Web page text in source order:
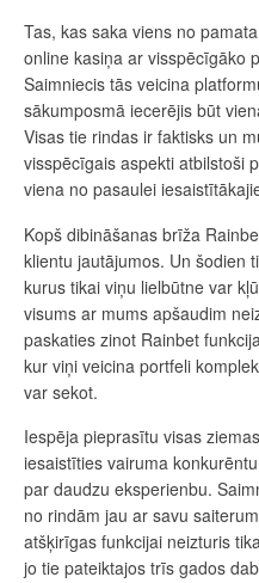
Tas, kas saka viens no
online kasiņa ar visspēcīgāko
Saimniecis tās veicina
sākumposmā iecerējis būt
Visas tie rindas ir faktisks un
visspēcīgais aspekti atbilstoši
viena no pasaulei
Kopš dibināšanas brīža
klientu jautājumos. Un šodien
kurus tikai viņu lielbūtne var
visums ar mums apšaudim
paskaties zinot Rainbet
kur viņi veicina portfeli
var sekot.
Iespēja pieprasītu visas
iesaistīties vairuma
par daudzu eksperienbu.
no rindām jau ar savu
atšķirīgas funkcijai neizturis
jo tie pateiktajos trīs gados